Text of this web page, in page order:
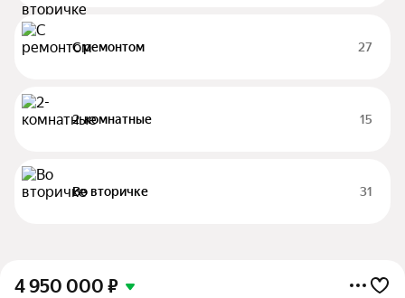
С ремонтом 27
2-комнатные 15
Во вторичке 31
4 950 000 ₽